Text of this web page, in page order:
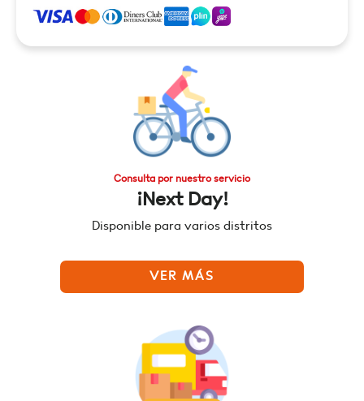
Consulta por nuestro servicio
¡Next Day!
Disponible para varios distritos
VER MÁS